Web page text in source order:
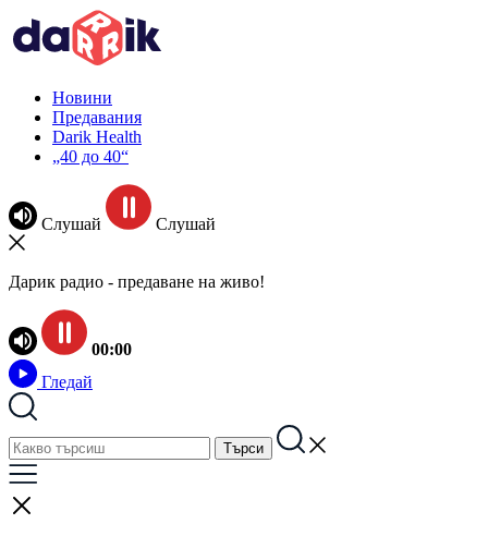
Новини
Предавания
Darik Health
„40 до 40“
Слушай Слушай
Дарик радио - предаване на живо!
00:00
Гледай